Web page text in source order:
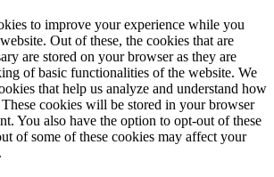
to improve your experience while you
Out of these, the cookies that are
are stored on your browser as they are
of basic functionalities of the website. We
that help us analyze and understand how
cookies will be stored in your browser
You also have the option to opt-out of these
of some of these cookies may affect your